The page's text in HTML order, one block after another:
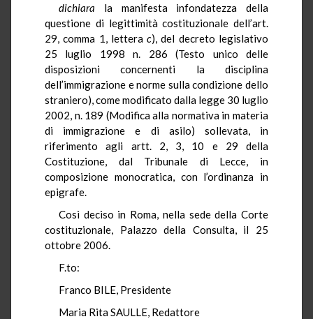
dichiara la manifesta infondatezza della
questione di legittimità costituzionale dell’art.
29, comma 1, letterac), del decreto legislativo
25 luglio 1998 n. 286 (Testo unico delle
disposizioni concernenti la disciplina
dell’immigrazione e norme sulla condizione dello
straniero), come modificato dalla legge 30 luglio
2002, n. 189 (Modifica alla normativa in materia
di immigrazione e di asilo) sollevata, in
riferimento agli artt. 2, 3, 10 e 29 della
Costituzione, dal Tribunale di Lecce, in
composizione monocratica, con l’ordinanza in
epigrafe.
Così deciso in Roma, nella sede della Corte
costituzionale, Palazzo della Consulta, il 25
ottobre 2006.
F.to:
Franco BILE, Presidente
Maria Rita SAULLE, Redattore